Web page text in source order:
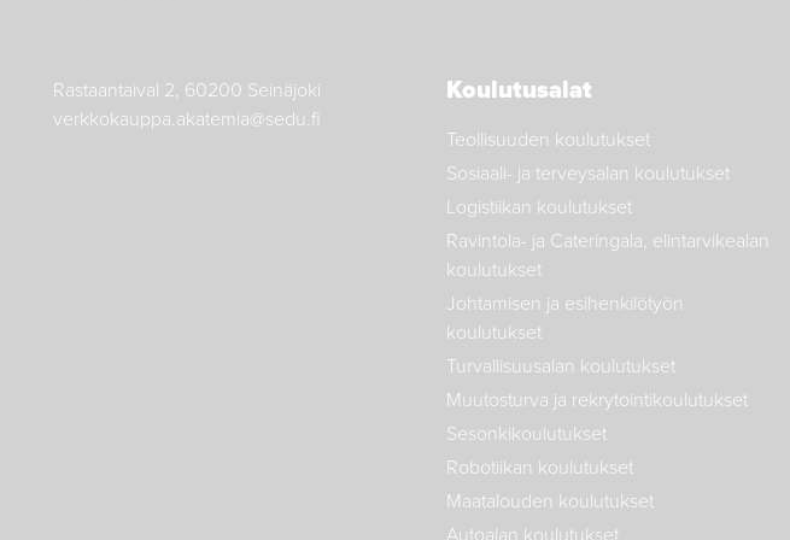
Rastaantaival 2, 60200 Seinäjoki
verkkokauppa.akatemia@sedu.fi
Koulutusalat
Teollisuuden koulutukset
Sosiaali- ja terveysalan koulutukset
Logistiikan koulutukset
Ravintola- ja Cateringala, elintarvikealan
koulutukset
Johtamisen ja esihenkilötyön
koulutukset
Turvallisuusalan koulutukset
Muutosturva ja rekrytointikoulutukset
Sesonkikoulutukset
Robotiikan koulutukset
Maatalouden koulutukset
Autoalan koulutukset